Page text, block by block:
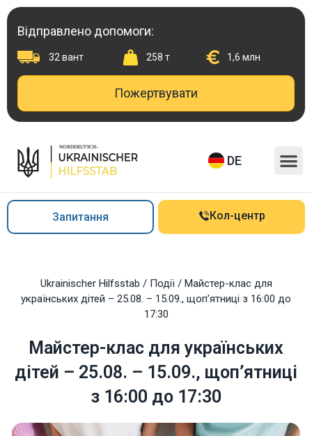
Перейти
до
вмістуВідправлено допомоги:
32 вант 258 т 1,6 млн
Пожертвувати
DE
Запитання Кол-центр
Ukrainischer Hilfsstab / Події/ Майстер-клас для
українських дітей – 25.08. – 15.09., щоп’ятниці з 16:00 до
17:30
Майстер-клас для українських
дітей – 25.08. – 15.09., щоп’ятниці
з 16:00 до 17:30
cookies are